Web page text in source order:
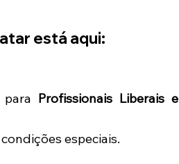
está aqui:
Profissionais Liberais e
especiais.